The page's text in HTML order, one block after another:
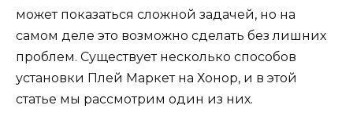
может показаться сложной задачей, но на
самом деле это возможно сделать без лишних
проблем. Существует несколько способов
установки Плей Маркет на Хонор, и в этой
статье мы рассмотрим один из них.